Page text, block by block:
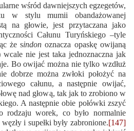
wśród dawniejszych egzegetów,
w stylu mumii obandażowanej
na głowie, jest przytaczana jako
Całunu Turyńskiego –tyle
że sindon oznacza opaskę owijaną
wcale nie jest taka jednoznaczna jak
Bo owijać można nie tylko wzdłuż
dobrze można zwłoki położyć na
całunu, a następnie owijać,
nad głową, tak jak to zrobiono w
A następnie obie połówki zszyć
rodzaju worek, co było normalnie
i supełki były zabronione.[147]